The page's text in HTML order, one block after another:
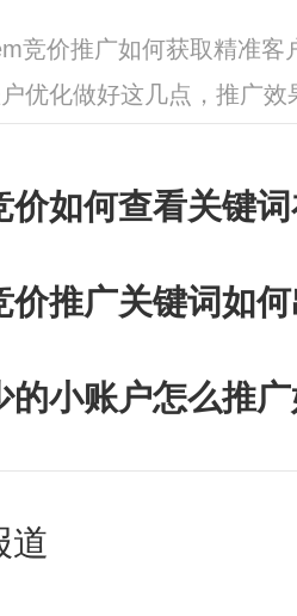
竞价推广如何获取精准客
优化做好这几点，推广效
价如何查看关键
价推广关键词如
的小账户怎么推
道